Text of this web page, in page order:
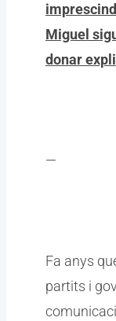
Miguel
donar
—
Fa anys
partits i